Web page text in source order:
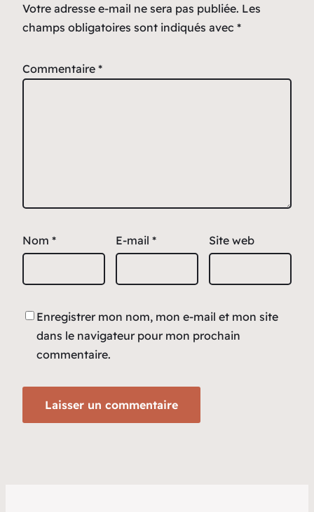
Votre adresse e-mail ne sera pas publiée. Les
champs obligatoires sont indiqués avec *
Commentaire *
Nom * E-mail * Site web
Enregistrer mon nom, mon e-mail et mon site
dans le navigateur pour mon prochain
commentaire.